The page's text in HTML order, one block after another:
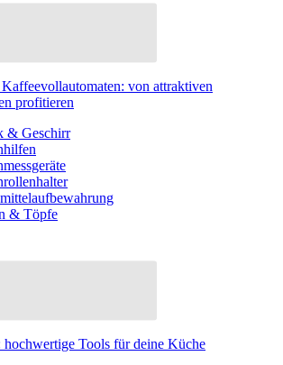
von attraktiven
profitieren
& Geschirr
& Töpfe
Tools für deine Küche